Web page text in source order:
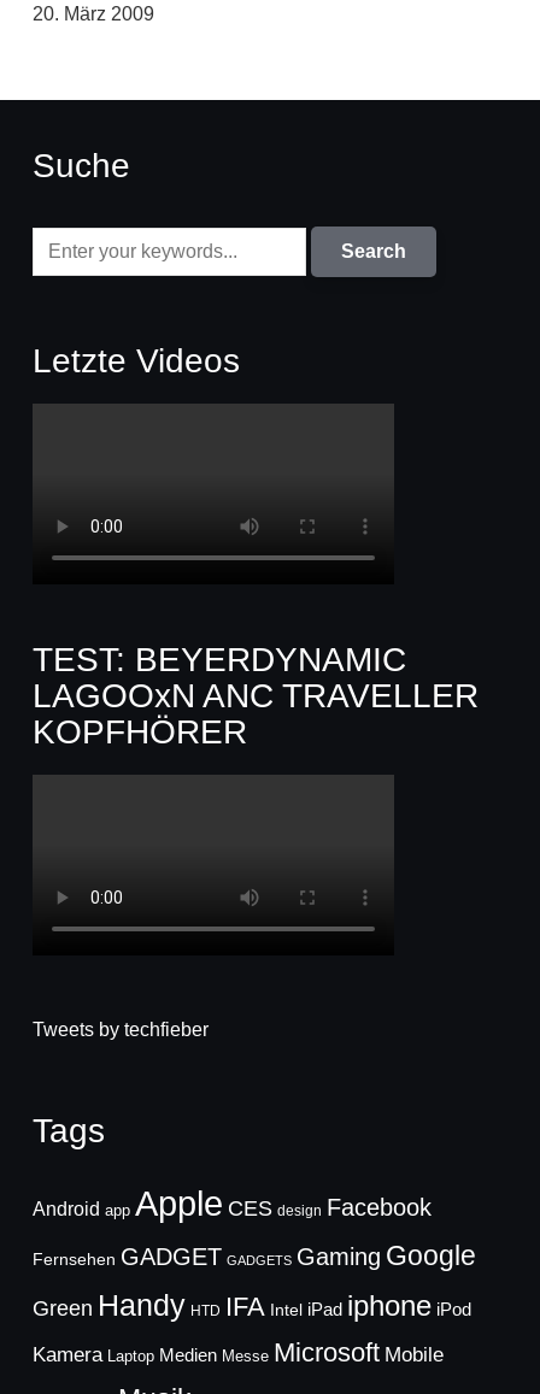
20. März 2009
Suche
Letzte Videos
TEST: BEYERDYNAMIC
LAGOOxN ANC TRAVELLER
KOPFHÖRER
Tweets by techfieber
Tags
Android app Apple CES design Facebook
Fernsehen GADGET GADGETS Gaming Google
Green Handy HTD IFA Intel iPad iphone iPod
Kamera Laptop Medien Messe Microsoft Mobile